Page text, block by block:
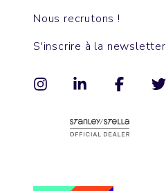
Nous recrutons !
S'inscrire à la newsletter